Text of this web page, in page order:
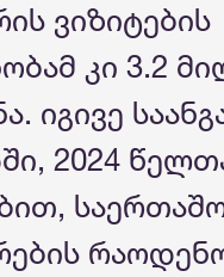
ვიზიტების
კი 3.2
იგივე
2024